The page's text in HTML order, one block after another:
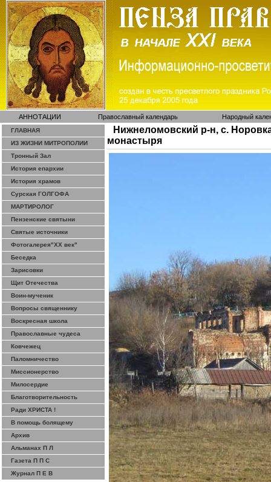
АННОТАЦИИ Православный календарь Народный
ГЛАВНАЯ
ИЗ ЖИЗНИ МИТРОПОЛИИ
Тронный Зал
История епархии
История храмов
Сурская ГОЛГОФА
МАРТИРОЛОГ
Пензенские святыни
Святые источники
Фотогалерея"ХХ век"
Беседка
Зарисовки
Щит Отечества
Воин-мученик
Вопросы священнику
Воскресная школа
Православные чудеса
Ковчежец
Паломничество
Миссионерство
Милосердие
Благотворительность
Ради ХРИСТА !
В помощь болящему
Архив
Альманах П Л
Газета П П С
Журнал П Е В
Нижнеломовский р-н, с.
монастыря